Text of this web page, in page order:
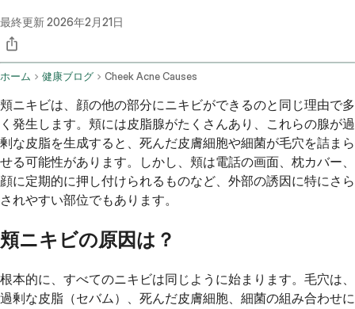
最終更新2026年2月21日
ホーム 健康ブログ Cheek Acne Causes
頬ニキビは、顔の他の部分にニキビができるのと同じ理由で多
く発生します。頬には皮脂腺がたくさんあり、これらの腺が過
剰な皮脂を生成すると、死んだ皮膚細胞や細菌が毛穴を詰まら
せる可能性があります。しかし、頬は電話の画面、枕カバー、
顔に定期的に押し付けられるものなど、外部の誘因に特にさら
されやすい部位でもあります。
頬ニキビの原因は？
根本的に、すべてのニキビは同じように始まります。毛穴は、
過剰な皮脂（セバム）、死んだ皮膚細胞、細菌の組み合わせに